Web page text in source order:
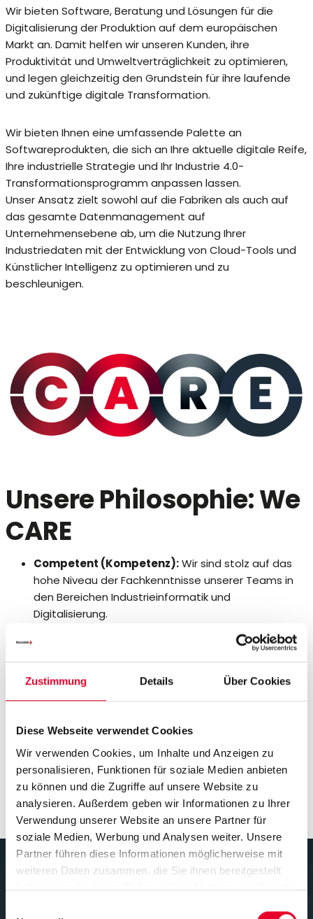
Zustimmung Details Über Cookies
Diese Webseite verwendet Cookies
Wir verwenden Cookies, um Inhalte und Anzeigen zu
personalisieren, Funktionen für soziale Medien anbieten
zu können und die Zugriffe auf unsere Website zu
analysieren. Außerdem geben wir Informationen zu Ihrer
Verwendung unserer Website an unsere Partner für
soziale Medien, Werbung und Analysen weiter. Unsere
Partner führen diese Informationen möglicherweise mit
weiteren Daten zusammen, die Sie ihnen bereitgestellt
haben oder die sie im Rahmen Ihrer Nutzung der Dienste
Wir bieten Software, Beratung und Lösungen für die
Digitalisierung der Produktion auf dem europäischen
Markt an. Damit helfen wir unseren Kunden, ihre
Produktivität und Umweltverträglichkeit zu optimieren,
und legen gleichzeitig den Grundstein für ihre laufende
und zukünftige digitale Transformation.
Wir bieten Ihnen eine umfassende Palette an
Softwareprodukten, die sich an Ihre aktuelle digitale Reife,
Ihre industrielle Strategie und Ihr Industrie 4.0-
Transformationsprogramm anpassen lassen.
Unser Ansatz zielt sowohl auf die Fabriken als auch auf
das gesamte Datenmanagement auf
Unternehmensebene ab, um die Nutzung Ihrer
Industriedaten mit der Entwicklung von Cloud-Tools und
Künstlicher Intelligenz zu optimieren und zu
beschleunigen.
Unsere Philosophie: We
CARE
Competent (Kompetenz):Wir sind stolz auf das
hohe Niveau der Fachkenntnisse unserer Teams in
den Bereichen Industrieinformatik und
Digitalisierung.
Wir sind agil und flexibel, sowohl
intern in unserer Strategie und unseren Abläufen als
auch gegenüber unseren Kunden.
Zuverlässig (Robustheit/Zuverlässigkeit):Wir
arbeiten mit Vertrauen und Gelassenheit, und
unter allen Umständen zusammen.
Enthusiastisch (Enthusiastic):Wir sind begeistert
von dem, was wir täglich tun, und bauen für die
Zukunft.